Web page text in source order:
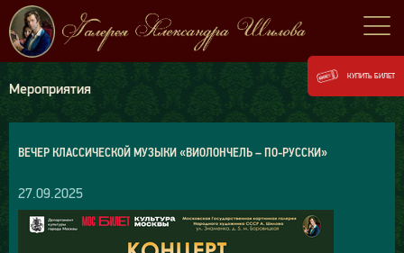
Мероприятия
ВЕЧЕР КЛАССИЧЕСКОЙ МУЗЫКИ «ВИОЛОНЧЕЛЬ – ПО-РУССКИ»
27.09.2025
КУПИТЬ БИЛЕТ